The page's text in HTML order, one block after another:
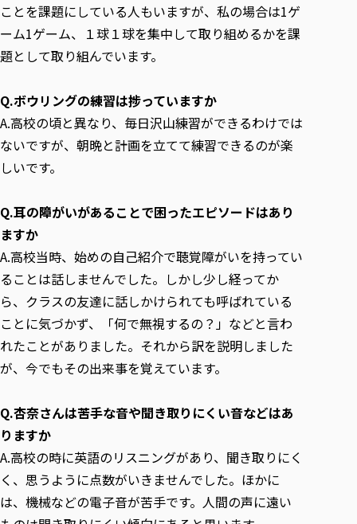
ことを課題にしている人もいますが、私の場合は1ゲ
ーム1ゲーム、１球１球を集中して取り組めるかを課
題として取り組んでいます。
Q.ボウリングの練習は捗っていますか
A.高校の頃と異なり、毎日沢山練習ができるわけでは
ないですが、朝晩と計画を立てて練習できるのが楽
しいです。
Q.耳の障がいがあることで困ったエピソードはあり
ますか
A.高校当時、始めの自己紹介で聴覚障がいを持ってい
ることは話しませんでした。しかし少し経ってか
ら、クラスの友達に話しかけられても呼ばれている
ことに気づかず、「何で無視するの？」などと言わ
れたことがありました。それから訳を説明しました
が、今でもその出来事を覚えています。
Q.杏奈さんは苦手な音や聞き取りにくい音などはあ
りますか
A.高校の時に英語のリスニングがあり、聞き取りにく
く、思うように点数がいきませんでした。ほかに
は、機械などの電子音が苦手です。人間の声に遠い